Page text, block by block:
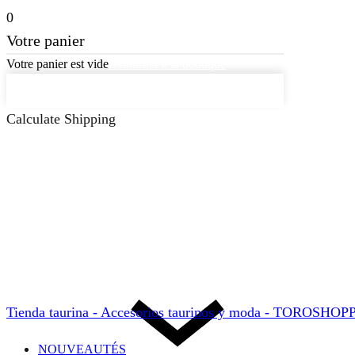
0
Votre panier
Votre panier est vide
Calculate Shipping
Tienda taurina - Accesorios taurinos y moda -
NOUVEAUTÉS